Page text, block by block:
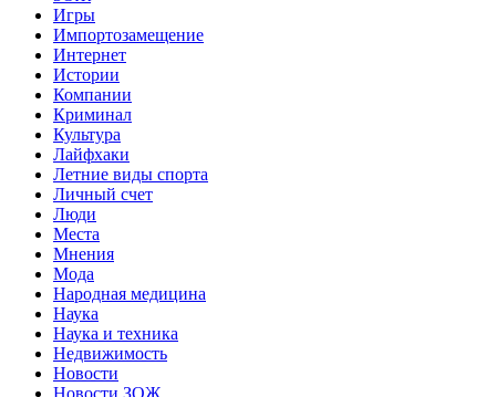
Игры
Импортозамещение
Интернет
Истории
Компании
Криминал
Культура
Лайфхаки
Летние виды спорта
Личный счет
Люди
Места
Мнения
Мода
Народная медицина
Наука
Наука и техника
Недвижимость
Новости